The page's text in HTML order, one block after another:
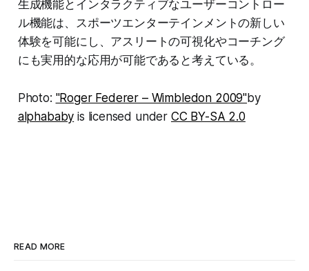
生成機能とインタラクティブなユーザーコントロー
ル機能は、スポーツエンターテインメントの新しい
体験を可能にし、アスリートの可視化やコーチング
にも実用的な応用が可能であると考えている。
Photo: "Roger Federer – Wimbledon 2009"by
alphababy is licensed under CC BY-SA 2.0
READ MORE